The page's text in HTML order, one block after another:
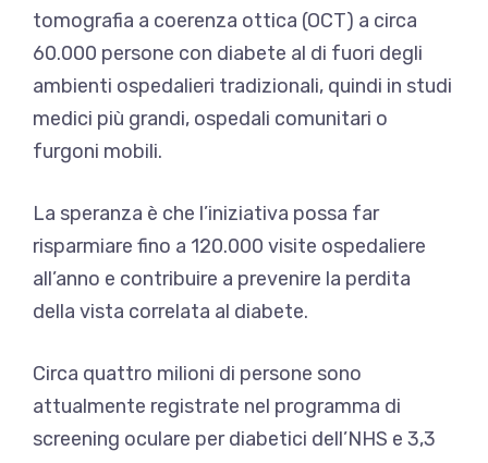
tomografia a coerenza ottica (OCT) a circa
60.000 persone con diabete al di fuori degli
ambienti ospedalieri tradizionali, quindi in studi
medici più grandi, ospedali comunitari o
furgoni mobili.
La speranza è che l’iniziativa possa far
risparmiare fino a 120.000 visite ospedaliere
all’anno e contribuire a prevenire la perdita
della vista correlata al diabete.
Circa quattro milioni di persone sono
attualmente registrate nel programma di
screening oculare per diabetici dell’NHS e 3,3